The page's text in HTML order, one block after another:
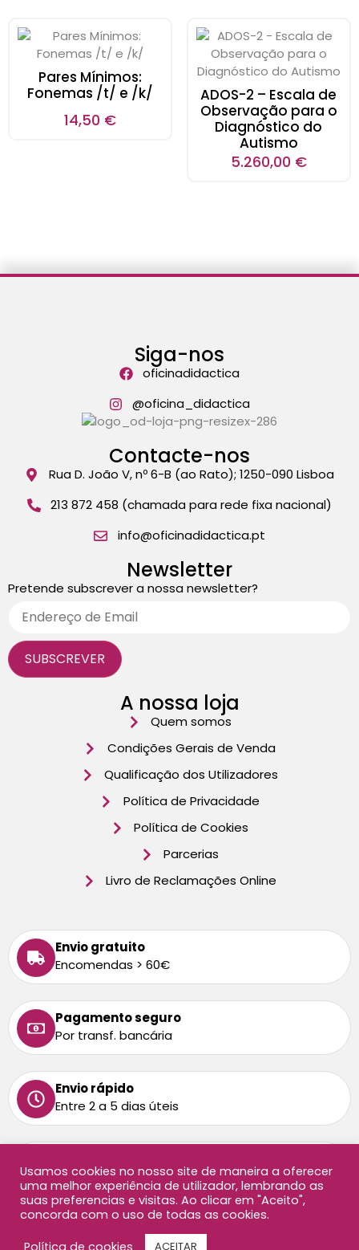
Pares Mínimos:
Fonemas /t/ e /k/
14,50 €
ADOS-2 – Escala de
Observação para o
Diagnóstico do
Autismo
5.260,00 €
Siga-nos
oficinadidactica
@oficina_didactica
Contacte-nos
Rua D. João V, nº 6-B (ao Rato); 1250-090 Lisboa
213 872 458 (chamada para rede fixa nacional)
info@oficinadidactica.pt
Newsletter
Pretende subscrever a nossa newsletter?
A nossa loja
Quem somos
Condições Gerais de Venda
Qualificação dos Utilizadores
Política de Privacidade
Política de Cookies
Parcerias
Livro de Reclamações Online
Envio gratuito
Encomendas > 60€
Pagamento seguro
Por transf. bancária
Envio rápido
Entre 2 a 5 dias úteis
Ligue-nos: 213 872 458
Chamada para rede fixa nacional
Copyright ©2026 Oficina Didáctica, todos os direitos
Usamos cookies no nosso site de maneira a oferecer
uma melhor experiência de utilizador, lembrando as
suas preferencias e visitas. Ao clicar em "Aceito",
concorda com o uso de todas as cookies.
Política de cookies
ACEITAR